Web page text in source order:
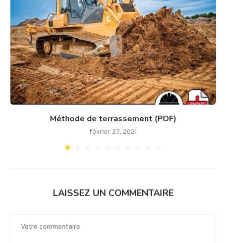
Méthode de terrassement (PDF)
février 23, 2021
LAISSEZ UN COMMENTAIRE